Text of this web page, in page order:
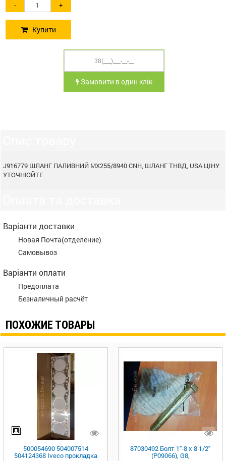
- +
Купити
Замовити в один клік
J916779 ШЛАНГ ПАЛИВНИЙ MX255/8940 CNH, ШЛАНГ ТНВД, USA ЦІНУ
УТОЧНЮЙТЕ
Варіанти доставки
Новая Почта(отделение)
Самовывоз
Варіанти оплати
Предоплата
Безналичный расчёт
ПОХОЖИЕ ТОВАРЫ
500054690 504007514
504124368 Iveco прокладка
87030492 Болт 1"-8 x 8 1/2"
(P09066), G8,